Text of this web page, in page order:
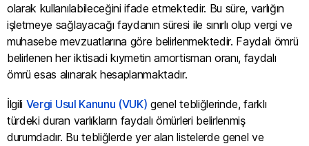
olarak kullanılabileceğini ifade etmektedir. Bu süre, varlığın
işletmeye sağlayacağı faydanın süresi ile sınırlı olup vergi ve
muhasebe mevzuatlarına göre belirlenmektedir. Faydalı ömrü
belirlenen her iktisadi kıymetin amortisman oranı, faydalı
ömrü esas alınarak hesaplanmaktadır.
İlgili Vergi Usul Kanunu (VUK) genel tebliğlerinde, farklı
türdeki duran varlıkların faydalı ömürleri belirlenmiş
durumdadır. Bu tebliğlerde yer alan listelerde genel ve